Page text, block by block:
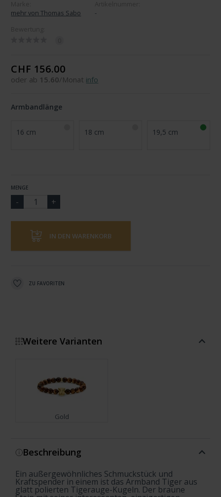
mehr von Thomas Sabo
-
CHF 156.00
oder ab 15.60/Monat info
Armbandlänge
16 cm 18 cm 19,5 cm
MENGE
IN DEN WARENKORB
ZU FAVORITEN
Weitere Varianten
Gold
Beschreibung
Ein außergewöhnliches Schmuckstück und
Kraftspender in einem ist das Armband Tiger aus
glatt polierten Tigerauge-Kugeln. Der braune